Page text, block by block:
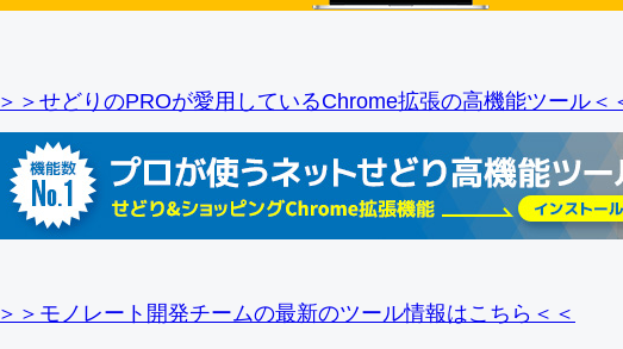
＞＞せどりのPROが愛用しているChrome拡張の高機能ツール＜
＞＞モノレート開発チームの最新のツール情報はこちら＜＜